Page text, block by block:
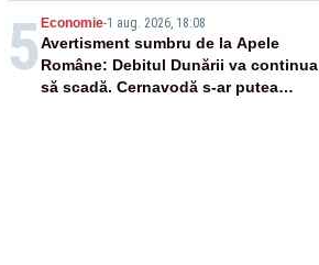
5 Economie-1 aug. 2026, 18:08
Avertisment sumbru de la Apele
Române: Debitul Dunării va continua
să scadă. Cernavodă s-ar putea